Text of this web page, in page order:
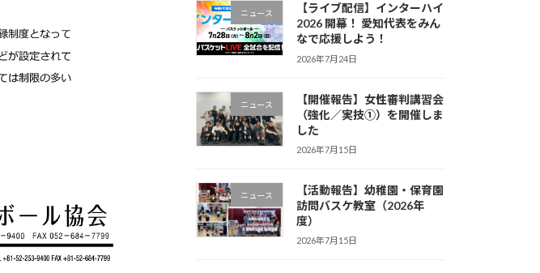
ニュース
【ライブ配信】インターハイ
2026 開幕！ 愛知代表をみん
なで応援しよう！
2026年7月24日
ニュース
【開催報告】女性審判講習会
（強化／実技①）を開催しま
した
2026年7月15日
ニュース
【活動報告】幼稚園・保育園
訪問バスケ教室（2026年
度）
2026年7月15日